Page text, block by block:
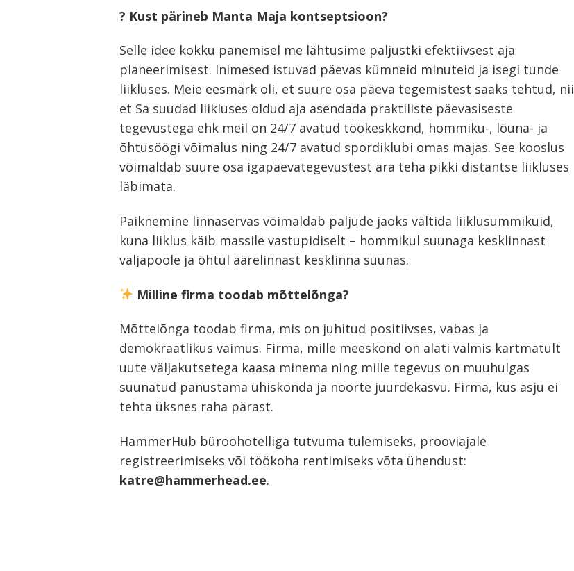
? Kust pärineb Manta Maja kontseptsioon?
Selle idee kokku panemisel me lähtusime paljustki efektiivsest aja
planeerimisest. Inimesed istuvad päevas kümneid minuteid ja isegi tunde
liikluses. Meie eesmärk oli, et suure osa päeva tegemistest saaks tehtud, nii
et Sa suudad liikluses oldud aja asendada praktiliste päevasiseste
tegevustega ehk meil on 24/7 avatud töökeskkond, hommiku-, lõuna- ja
õhtusöögi võimalus ning 24/7 avatud spordiklubi omas majas. See kooslus
võimaldab suure osa igapäevategevustest ära teha pikki distantse liikluses
läbimata.
Paiknemine linnaservas võimaldab paljude jaoks vältida liiklusummikuid,
kuna liiklus käib massile vastupidiselt – hommikul suunaga kesklinnast
väljapoole ja õhtul äärelinnast kesklinna suunas.
Milline firma toodab mõttelõnga?
Mõttelõnga toodab firma, mis on juhitud positiivses, vabas ja
demokraatlikus vaimus. Firma, mille meeskond on alati valmis kartmatult
uute väljakutsetega kaasa minema ning mille tegevus on muuhulgas
suunatud panustama ühiskonda ja noorte juurdekasvu. Firma, kus asju ei
tehta üksnes raha pärast.
HammerHub büroohotelliga tutvuma tulemiseks, prooviajale
registreerimiseks või töökoha rentimiseks võta ühendust:
katre@hammerhead.ee.